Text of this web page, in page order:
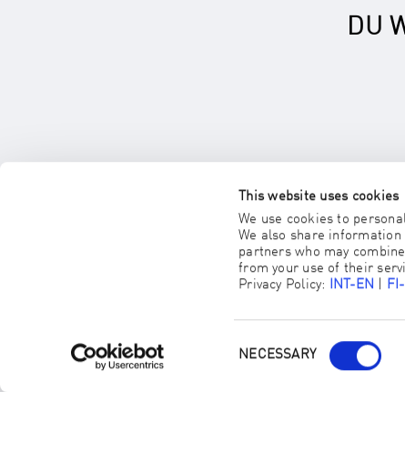
This website uses cookies
We use cookies to
We also share
partners who may
from your use of their
Privacy Policy: INT-EN
NECESSARY
DU
FACHBERATER*IN
AUSSUCHEN